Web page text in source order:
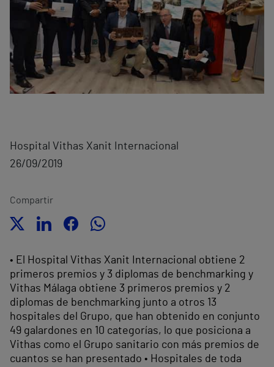
Hospital Vithas Xanit Internacional
26/09/2019
Compartir
• El Hospital Vithas Xanit Internacional obtiene 2
primeros premios y 3 diplomas de benchmarking y
Vithas Málaga obtiene 3 primeros premios y 2
diplomas de benchmarking junto a otros 13
hospitales del Grupo, que han obtenido en conjunto
49 galardones en 10 categorías, lo que posiciona a
Vithas como el Grupo sanitario con más premios de
cuantos se han presentado • Hospitales de toda